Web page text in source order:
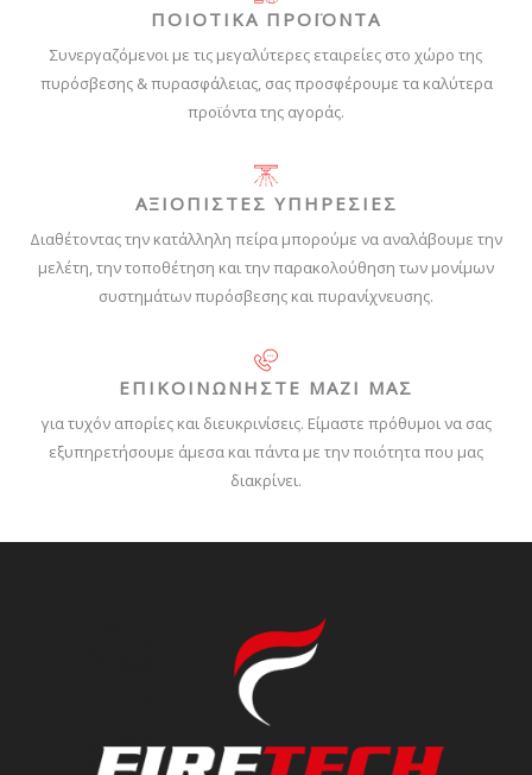
ΠΟΙΟΤΙΚΑ ΠΡΟΪΟΝΤΑ
Συνεργαζόμενοι με τις μεγαλύτερες εταιρείες στο χώρο της
πυρόσβεσης & πυρασφάλειας, σας προσφέρουμε τα καλύτερα
προϊόντα της αγοράς.
ΑΞΙΟΠΙΣΤΕΣ ΥΠΗΡΕΣΙΕΣ
Διαθέτοντας την κατάλληλη πείρα μπορούμε να αναλάβουμε την
μελέτη, την τοποθέτηση και την παρακολούθηση των μονίμων
συστημάτων πυρόσβεσης και πυρανίχνευσης.
ΕΠΙΚΟΙΝΩΝΗΣΤΕ ΜΑΖΙ ΜΑΣ
για τυχόν απορίες και διευκρινίσεις. Είμαστε πρόθυμοι να σας
εξυπηρετήσουμε άμεσα και πάντα με την ποιότητα που μας
διακρίνει.